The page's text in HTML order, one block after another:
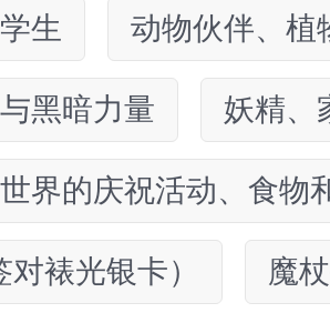
生 动物伙伴、植
黑暗力量 妖精、
界的庆祝活动、食物
裱光银卡） 魔